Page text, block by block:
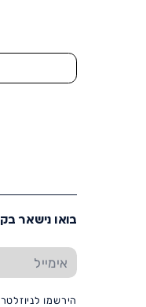
בואו נישאר
הירשמו